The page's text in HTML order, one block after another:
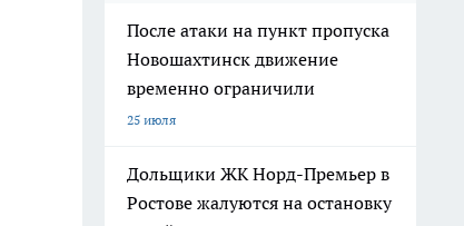
После атаки на пункт пропуска
Новошахтинск движение
временно ограничили
25 июля
Дольщики ЖК Норд-Премьер в
Ростове жалуются на остановку